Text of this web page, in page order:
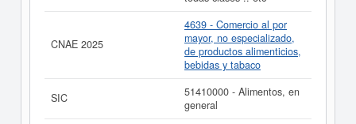
CNAE 2025
4639 - Comercio al por
mayor, no especializado,
de productos alimenticios,
bebidas y tabaco
SIC
51410000 - Alimentos, en
general